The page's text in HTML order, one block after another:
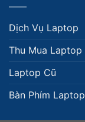
Dịch Vụ Laptop
Thu Mua Laptop
Laptop Cũ
Bàn Phím